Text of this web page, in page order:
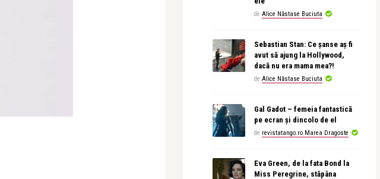
de Alice Năstase Buciuta
Sebastian Stan: Ce șanse aș fi
avut să ajung la Hollywood,
dacă nu era mama mea?!
de Alice Năstase Buciuta
Gal Gadot – femeia fantastică
pe ecran și dincolo de el
de revistatango.ro Marea Dragoste
Eva Green, de la fata Bond la
Miss Peregrine, stăpâna